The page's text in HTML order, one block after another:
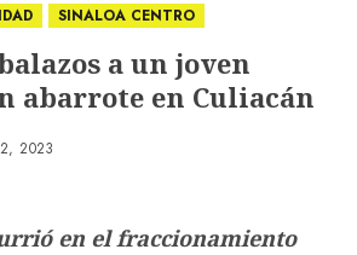
SINALOA CENTRO
a un joven
abarrote en Culiacán
2023
en el fraccionamiento